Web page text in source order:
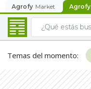
Agrofy Market Agrofy
Temas del momento: